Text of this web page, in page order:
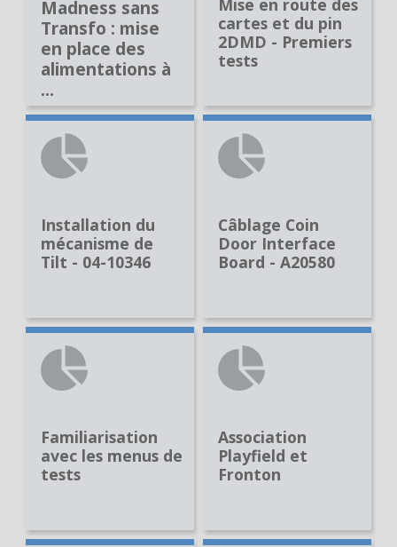
Madness sans
Transfo : mise
en place des
alimentations à
...
Mise en route des
cartes et du pin
2DMD - Premiers
tests
Installation du
mécanisme de
Tilt - 04-10346
Câblage Coin
Door Interface
Board - A20580
Familiarisation
avec les menus de
tests
Association
Playfield et
Fronton